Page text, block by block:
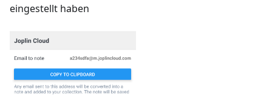
eingestellt haben